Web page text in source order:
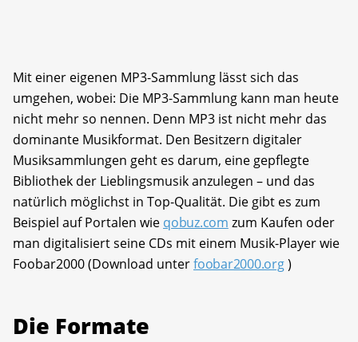
Mit einer eigenen MP3-Sammlung lässt sich das
umgehen, wobei: Die MP3-Sammlung kann man heute
nicht mehr so nennen. Denn MP3 ist nicht mehr das
dominante Musikformat. Den Besitzern digitaler
Musiksammlungen geht es darum, eine gepflegte
Bibliothek der Lieblingsmusik anzulegen – und das
natürlich möglichst in Top-Qualität. Die gibt es zum
Beispiel auf Portalen wie qobuz.com zum Kaufen oder
man digitalisiert seine CDs mit einem Musik-Player wie
Foobar2000 (Download unterfoobar2000.org)
Die Formate